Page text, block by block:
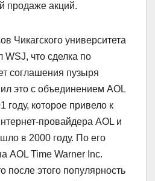
продаже акций.
Чикагского университета
что сделка по
соглашения пузыря
это с объединением AOL
году, которое привело к
провайдера AOL и
в 2000 году. По его
AOL Time Warner Inc.
после этого популярность